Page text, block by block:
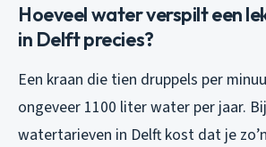
Hoeveel water verspilt een
in Delft precies?
Een kraan die tien druppels per
ongeveer 1100 liter water per jaar.
watertarieven in Delft kost dat je